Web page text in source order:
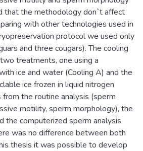
that the methodology don`t affect
with other technologies used in
protocol we used only
and three cougars). The cooling
treatments, one using a
ice and water (Cooling A) and the
ice frozen in liquid nitrogen
the routine analysis (sperm
motility, sperm morphology), the
the computerized sperm analysis
was no difference between both
thesis it was possible to develop